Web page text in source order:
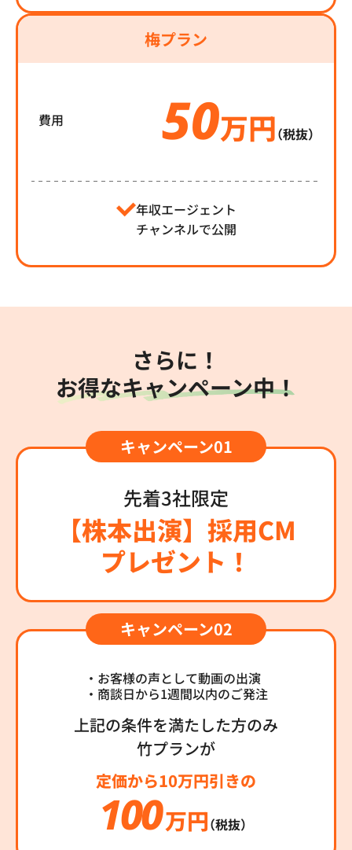
梅プラン
費用 50万円（税抜）
年収エージェント
チャンネルで公開
さらに！
お得なキャンペーン中！
先着3社限定
【株本出演】採用CM
プレゼント！
・お客様の声として動画の出演
・商談日から1週間以内のご発注
上記の条件を満たした方のみ
竹プランが
定価から10万円引きの
100万円（税抜）